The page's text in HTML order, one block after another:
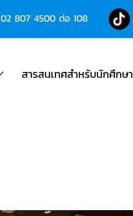
02 807 4500ต่อ 108
สารสนเทศสำหรับนักศึกษา